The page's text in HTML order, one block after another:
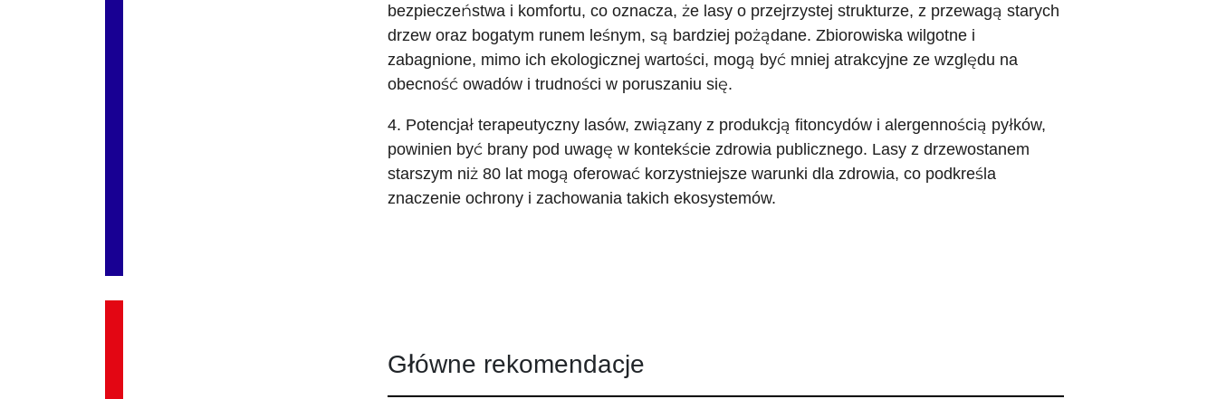
bezpieczeństwa i komfortu, co oznacza, że lasy o przejrzystej strukturze, z przewagą starych
drzew oraz bogatym runem leśnym, są bardziej pożądane. Zbiorowiska wilgotne i
zabagnione, mimo ich ekologicznej wartości, mogą być mniej atrakcyjne ze względu na
obecność owadów i trudności w poruszaniu się.
4. Potencjał terapeutyczny lasów, związany z produkcją fitoncydów i alergennością pyłków,
powinien być brany pod uwagę w kontekście zdrowia publicznego. Lasy z drzewostanem
starszym niż 80 lat mogą oferować korzystniejsze warunki dla zdrowia, co podkreśla
znaczenie ochrony i zachowania takich ekosystemów.
Główne rekomendacje